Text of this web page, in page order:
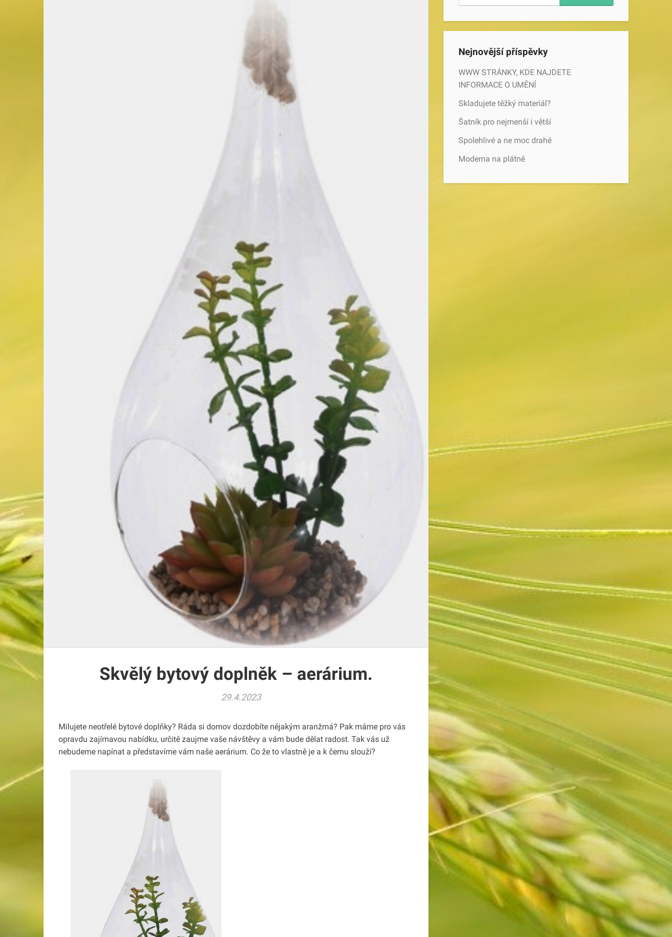
Skvělý bytový doplněk – aerárium.
29.4.2023
Milujete neotřelé bytové doplňky? Ráda si domov dozdobíte nějakým aranžmá? Pak máme pro vás
opravdu zajímavou nabídku, určitě zaujme vaše návštěvy a vám bude dělat radost. Tak vás už
nebudeme napínat a představíme vám naše aerárium. Co že to vlastně je a k čemu slouží?
Nejnovější příspěvky
WWW STRÁNKY, KDE NAJDETE
INFORMACE O UMĚNÍ
Skladujete těžký materiál?
Šatník pro nejmenší i větší
Spolehlivé a ne moc drahé
Moderna na plátně